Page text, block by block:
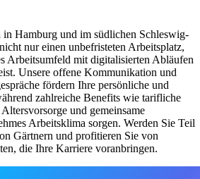
Hamburg und im südlichen Schleswig-
nur einen unbefristeten Arbeitsplatz,
Arbeitsumfeld mit digitalisierten Abläufen
Unsere offene Kommunikation und
fördern Ihre persönliche und
zahlreiche Benefits wie tarifliche
und gemeinsame
Arbeitsklima sorgen. Werden Sie Teil
Gärtnern und profitieren Sie von
die Ihre Karriere voranbringen.